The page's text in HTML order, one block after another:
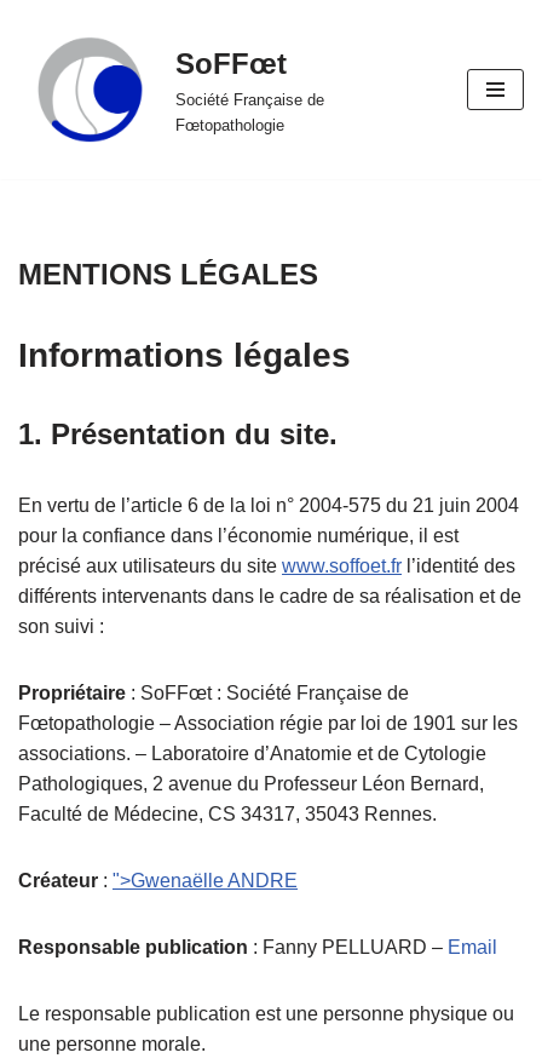
Aller
au
contenu
SoFFœt
Société Française de
Fœtopathologie
MENTIONS LÉGALES
Informations légales
1. Présentation du site.
En vertu de l’article 6 de la loi n° 2004-575 du 21 juin 2004
pour la confiance dans l’économie numérique, il est
précisé aux utilisateurs du site www.soffoet.fr l’identité des
différents intervenants dans le cadre de sa réalisation et de
son suivi :
Propriétaire : SoFFœt : Société Française de
Fœtopathologie – Association régie par loi de 1901 sur les
associations. – Laboratoire d’Anatomie et de Cytologie
Pathologiques, 2 avenue du Professeur Léon Bernard,
Faculté de Médecine, CS 34317, 35043 Rennes.
Créateur : ">Gwenaëlle ANDRE
Responsable publication : Fanny PELLUARD – Email
Le responsable publication est une personne physique ou
une personne morale.